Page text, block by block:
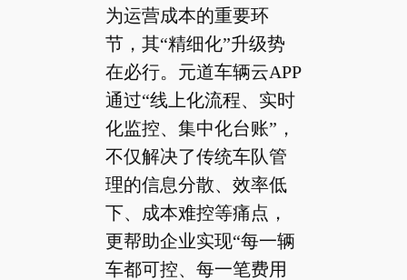
为运营成本的重要环
节，其“精细化”升级势
在必行。元道车辆云APP
通过“线上化流程、实时
化监控、集中化台账”，
不仅解决了传统车队管
理的信息分散、效率低
下、成本难控等痛点，
更帮助企业实现“每一辆
车都可控、每一笔费用